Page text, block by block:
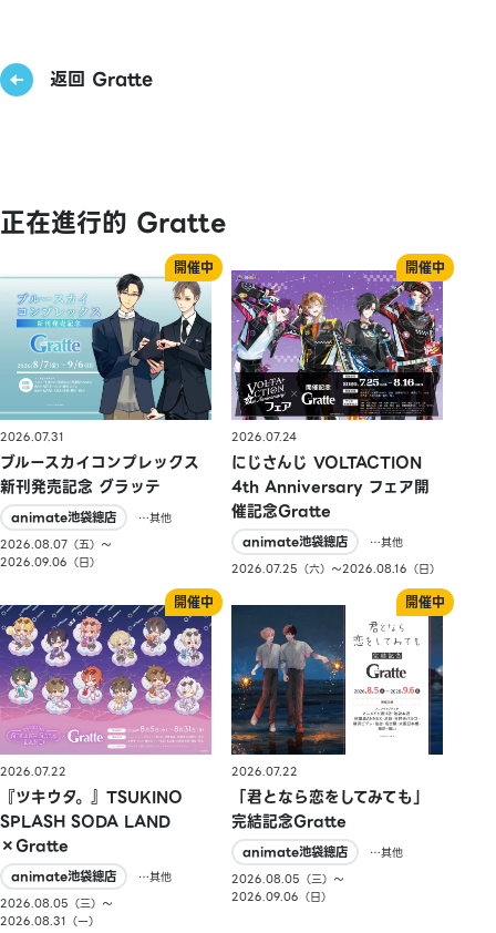
返回 Gratte
正在進行的 Gratte
2026.07.31
ブルースカイコンプレックス
新刊発売記念 グラッテ
animate池袋總店
…其他
2026.08.07（五）〜
2026.09.06（日）
2026.07.24
にじさんじ VOLTACTION
4th Anniversary フェア開
催記念Gratte
animate池袋總店
…其他
2026.07.25（六）〜2026.08.16（日）
2026.07.22
『ツキウタ。』TSUKINO
SPLASH SODA LAND
×Gratte
animate池袋總店
…其他
2026.08.05（三）〜
2026.08.31（一）
2026.07.22
「君となら恋をしてみても」
完結記念Gratte
animate池袋總店
…其他
2026.08.05（三）〜
2026.09.06（日）